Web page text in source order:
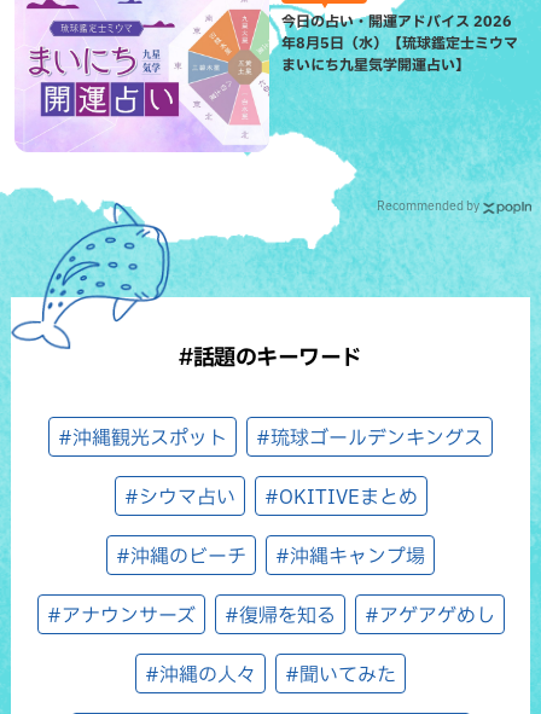
今日の占い・開運アドバイス 2026
年8月5日（水）【琉球鑑定士ミウマ
まいにち九星気学開運占い】
Recommended by
#話題のキーワード
#沖縄観光スポット #琉球ゴールデンキングス
#シウマ占い #OKITIVEまとめ
#沖縄のビーチ #沖縄キャンプ場
#アナウンサーズ #復帰を知る #アゲアゲめし
#沖縄の人々 #聞いてみた